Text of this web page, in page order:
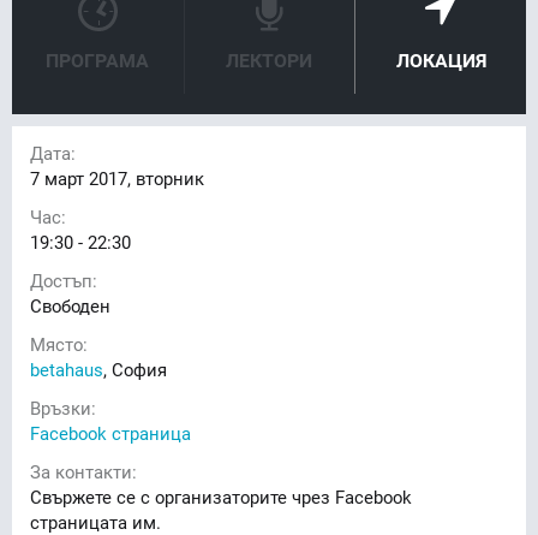
ПРОГРАМА ЛЕКТОРИ ЛОКАЦИЯ
Дата:
7 март 2017, вторник
Час:
19:30 - 22:30
Достъп:
Свободен
Място:
betahaus, София
Връзки:
Facebook страница
За контакти:
Свържете се с организаторите чрез Facebook
страницата им.